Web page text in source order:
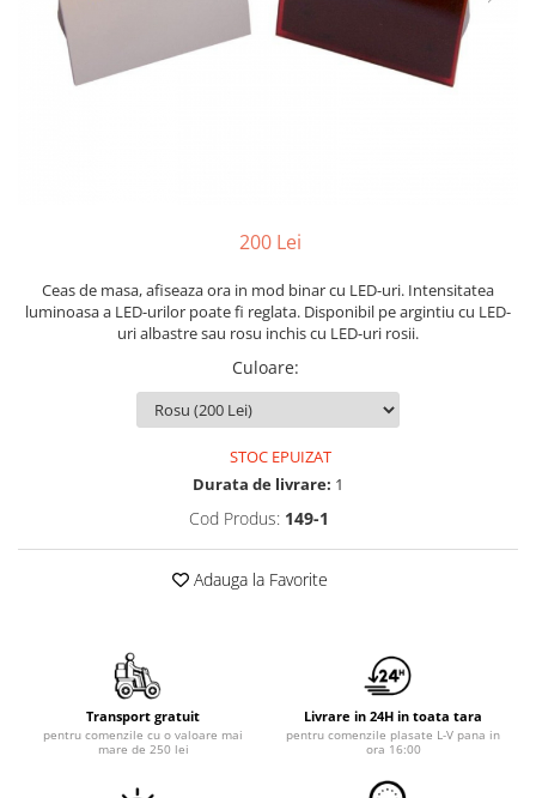
200 Lei
Ceas de masa, afiseaza ora in mod binar cu LED-uri. Intensitatea
luminoasa a LED-urilor poate fi reglata. Disponibil pe argintiu cu LED-
uri albastre sau rosu inchis cu LED-uri rosii.
Culoare:
STOC EPUIZAT
Durata de livrare: 1
Cod Produs: 149-1
Adauga la Favorite
Transport gratuit
pentru comenzile cu o valoare mai
mare de 250 lei
Livrare in 24H in toata tara
pentru comenzile plasate L-V pana in
ora 16:00